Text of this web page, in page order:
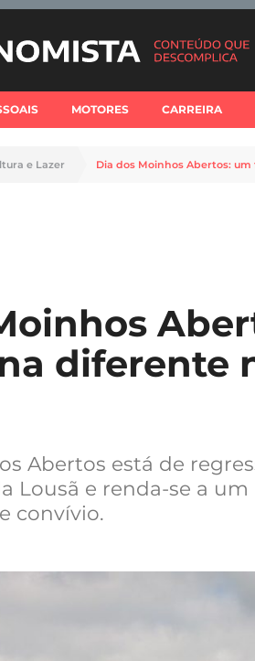
MOTORES CARREIRA
e Lazer Dia dos Moinhos Abertos:
diferente
Abertos está de
Lousã e renda-se a
convívio.